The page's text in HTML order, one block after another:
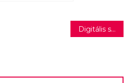
Digitális szokások a hálószobában?